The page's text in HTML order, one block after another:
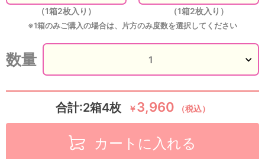
（1箱2枚入り） （1箱2枚入り）
※1箱のみご購入の場合は、片方のみ度数を選択してください
数量
合計:2箱4枚 ￥3,960 （税込）
カートに入れる